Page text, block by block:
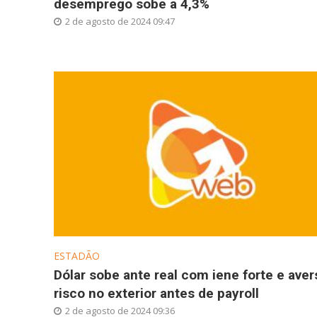
desemprego sobe a 4,3%
2 de agosto de 2024 09:47
ESTADÃO
Dólar sobe ante real com iene forte e
risco no exterior antes de payroll
2 de agosto de 2024 09:36